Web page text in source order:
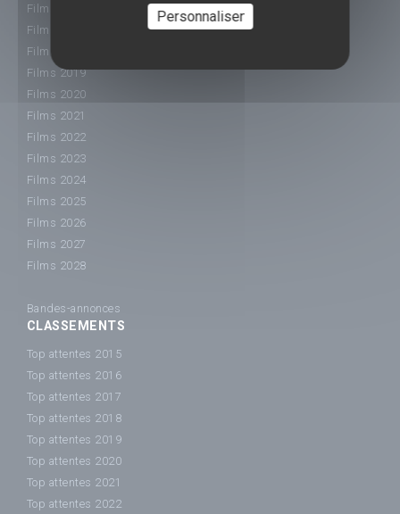
Films 2016
Films 2017
Films 2018
Films 2019
Films 2020
Films 2021
Films 2022
Films 2023
Films 2024
Films 2025
Films 2026
Films 2027
Films 2028
Bandes-annonces
CLASSEMENTS
Top attentes 2015
Top attentes 2016
Top attentes 2017
Top attentes 2018
Top attentes 2019
Top attentes 2020
Top attentes 2021
Top attentes 2022
Personnaliser